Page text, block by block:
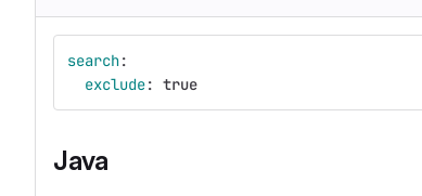
search:
exclude: true
Java